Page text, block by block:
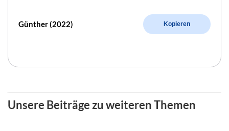
Günther (2022) Kopieren
Unsere Beiträge zu weiteren Themen